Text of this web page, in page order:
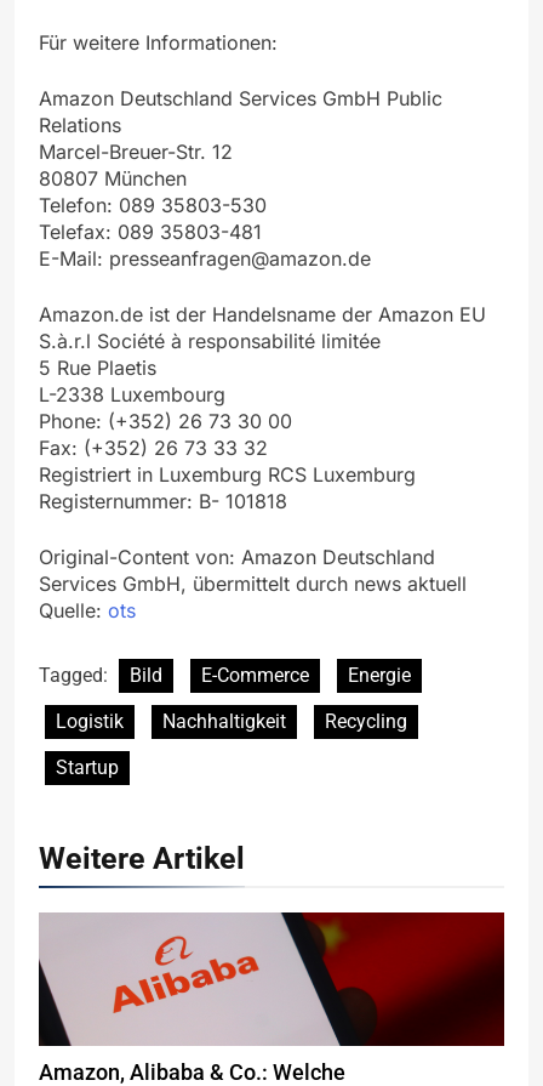
Für weitere Informationen:
Amazon Deutschland Services GmbH Public
Relations
Marcel-Breuer-Str. 12
80807 München
Telefon: 089 35803-530
Telefax: 089 35803-481
E-Mail: presseanfragen@amazon.de
Amazon.de ist der Handelsname der Amazon EU
S.à.r.l Société à responsabilité limitée
5 Rue Plaetis
L-2338 Luxembourg
Phone: (+352) 26 73 30 00
Fax: (+352) 26 73 33 32
Registriert in Luxemburg RCS Luxemburg
Registernummer: B- 101818
Original-Content von: Amazon Deutschland
Services GmbH, übermittelt durch news aktuell
Quelle: ots
Tagged: Bild E-Commerce
Energie
Logistik
Nachhaltigkeit
Recycling
Startup
Weitere Artikel
Amazon, Alibaba & Co.: Welche